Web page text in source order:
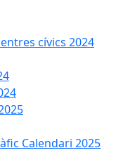
cívics 2024
Calendari 2025